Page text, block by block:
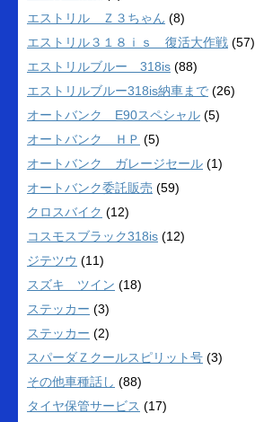
エストリル Ｚ３ちゃん (8)
エストリル３１８ｉｓ 復活大作戦 (57)
エストリルブルー 318is (88)
エストリルブルー318is納車まで (26)
オートバンク E90スペシャル (5)
オートバンク ＨＰ (5)
オートバンク ガレージセール (1)
オートバンク委託販売 (59)
クロスバイク (12)
コスモスブラック318is (12)
ジテツウ (11)
スズキ ツイン (18)
ステッカー (3)
ステッカー (2)
スパーダＺクールスピリット号 (3)
その他車種話し (88)
タイヤ保管サービス (17)